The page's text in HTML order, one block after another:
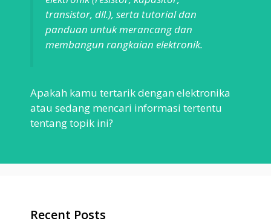
transistor, dll.), serta tutorial dan
panduan untuk merancang dan
membangun rangkaian elektronik.
Apakah kamu tertarik dengan elektronika
atau sedang mencari informasi tertentu
tentang topik ini?
Recent Posts